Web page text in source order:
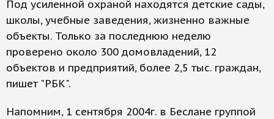
Под усиленной охраной находятся детские сады,
школы, учебные заведения, жизненно важные
объекты. Только за последнюю неделю
проверено около 300 домовладений, 12
объектов и предприятий, более 2,5 тыс. граждан,
пишет "РБК".
Напомним, 1 сентября 2004г. в Беслане группой